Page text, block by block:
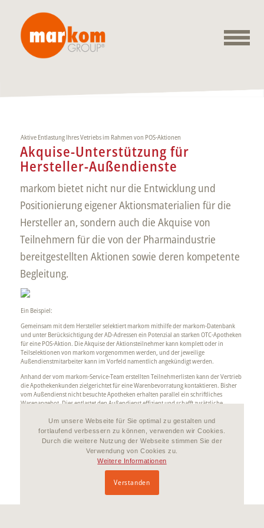
Aktive Entlastung Ihres Vetriebs im Rahmen von POS-Aktionen
Akquise-Unterstützung für
Hersteller-Außendienste
markom bietet nicht nur die Entwicklung und
Positionierung eigener Aktionsmaterialien für die
Hersteller an, sondern auch die Akquise von
Teilnehmern für die von der Pharmaindustrie
bereitgestellten Aktionen sowie deren kompetente
Begleitung.
Ein Beispiel:
Gemeinsam mit dem Hersteller selektiert markom mithilfe der markom-Datenbank
und unter Berücksichtigung der AD-Adressen ein Potenzial an starken OTC-Apotheken
für eine POS-Aktion. Die Akquise der Aktionsteilnehmer kann komplett oder in
Teilselektionen von markom vorgenommen werden, und der jeweilige
Außendienstmitarbeiter kann im Vorfeld namentlich angekündigt werden.
Anhand der vom markom-Service-Team erstellten Teilnehmerlisten kann der Vertrieb
die Apothekenkunden zielgerichtet für eine Warenbevorratung kontaktieren. Bisher
vom Außendienst nicht besuchte Apotheken erhalten parallel ein schriftliches
Warenangebot. Dies entlastet den Außendienst effizient und schafft zusätzliche
Da markom nur Apotheken akquiriert, die die Aktion selbstständig und aktiv
bestellen, können anschließend auch sehr hohe Umsetzungsquoten erreicht werden.
So werden teure Aktionsmaterialien gezielt eingesetzt und Streuverluste vermieden.
Um unsere Webseite für Sie optimal zu gestalten und
fortlaufend verbessern zu können, verwenden wir Cookies.
Durch die weitere Nutzung der Webseite stimmen Sie der
Verwendung von Cookies zu.
Weitere Informationen
Verstanden